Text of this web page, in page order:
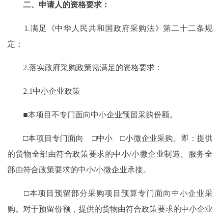
二、申请人的资格要求：
1.满足《中华人民共和国政府采购法》第二十二条规
定；
2.落实政府采购政策需满足的资格要求：
2.1中小企业政策
■本项目不专门面向中小企业预留采购份额。
□本项目专门面向 □中小 □小微企业采购。即：提供
的货物全部由符合政策要求的中小/小微企业制造、服务全
部由符合政策要求的中小/小微企业承接。
□本项目预留部分采购项目预算专门面向中小企业采
购。对于预留份额，提供的货物由符合政策要求的中小企业